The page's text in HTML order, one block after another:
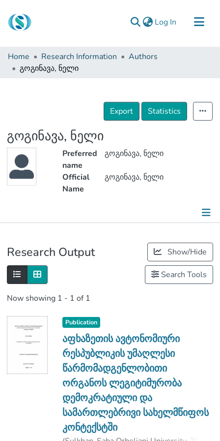
Log In (current)
Communities & Collections
Browse
Home Research Information
Authors
გოგინავა, ნელი
Export Statistics
გოგინავა, ნელი
Preferred
name
გოგინავა, ნელი
Official
Name
გოგინავა, ნელი
Research Output Show/Hide
Search Tools
Now showing 1 - 1 of 1
Publication
აფხაზეთის ავტონომიური
რესპუბლიკის უმაღლესი
წარმომადგენლობითი
ორგანოს ლეგიტიმურობა
დემოკრატიული და
სამართლებრივი სახელმწიფოს
კონტექსტში